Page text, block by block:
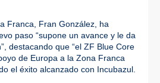
Franca, Fran González, ha
paso “supone un avance y le da
destacando que “el ZF Blue Core
de Europa a la Zona Franca
el éxito alcanzado con Incubazul.